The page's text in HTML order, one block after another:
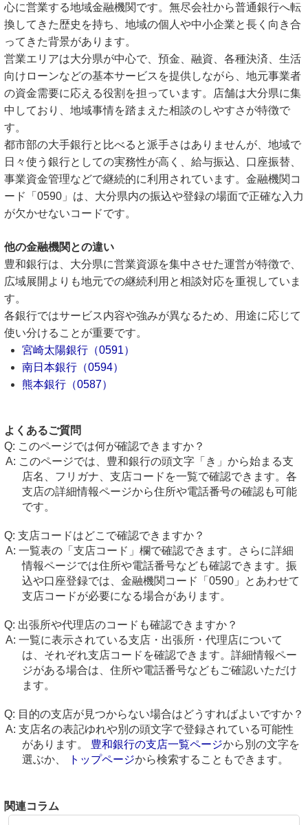
心に営業する地域金融機関です。無尽会社から普通銀行へ転
換してきた歴史を持ち、地域の個人や中小企業と長く向き合
ってきた背景があります。
営業エリアは大分県が中心で、預金、融資、各種決済、生活
向けローンなどの基本サービスを提供しながら、地元事業者
の資金需要に応える役割を担っています。店舗は大分県に集
中しており、地域事情を踏まえた相談のしやすさが特徴で
す。
都市部の大手銀行と比べると派手さはありませんが、地域で
日々使う銀行としての実務性が高く、給与振込、口座振替、
事業資金管理などで継続的に利用されています。金融機関コ
ード「0590」は、大分県内の振込や登録の場面で正確な入力
が欠かせないコードです。
他の金融機関との違い
豊和銀行は、大分県に営業資源を集中させた運営が特徴で、
広域展開よりも地元での継続利用と相談対応を重視していま
す。
各銀行ではサービス内容や強みが異なるため、用途に応じて
使い分けることが重要です。
宮崎太陽銀行（0591）
南日本銀行（0594）
熊本銀行（0587）
よくあるご質問
このページでは何が確認できますか？
このページでは、豊和銀行の頭文字「き」から始まる支
店名、フリガナ、支店コードを一覧で確認できます。各
支店の詳細情報ページから住所や電話番号の確認も可能
です。
支店コードはどこで確認できますか？
一覧表の「支店コード」欄で確認できます。さらに詳細
情報ページでは住所や電話番号なども確認できます。振
込や口座登録では、金融機関コード「0590」とあわせて
支店コードが必要になる場合があります。
出張所や代理店のコードも確認できますか？
一覧に表示されている支店・出張所・代理店について
は、それぞれ支店コードを確認できます。詳細情報ペー
ジがある場合は、住所や電話番号などもご確認いただけ
ます。
目的の支店が見つからない場合はどうすればよいですか？
支店名の表記ゆれや別の頭文字で登録されている可能性
があります。 豊和銀行の支店一覧ページから別の文字を
選ぶか、
トップページから検索することもできます。
関連コラム